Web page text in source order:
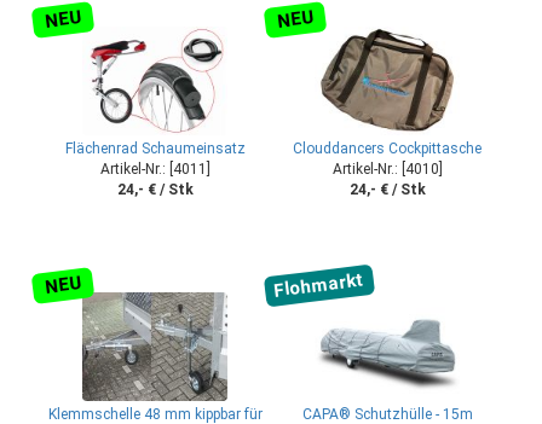
NEU
Flächenrad Schaumeinsatz
Artikel-Nr.: [4011]
24,- € / Stk
NEU
Clouddancers Cockpittasche
Artikel-Nr.: [4010]
24,- € / Stk
NEU
Klemmschelle 48 mm kippbar für
Flohmarkt
CAPA® Schutzhülle - 15m